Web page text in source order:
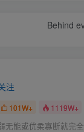
Behind
注
101W+ 1119W+
无能或优柔寡断就完